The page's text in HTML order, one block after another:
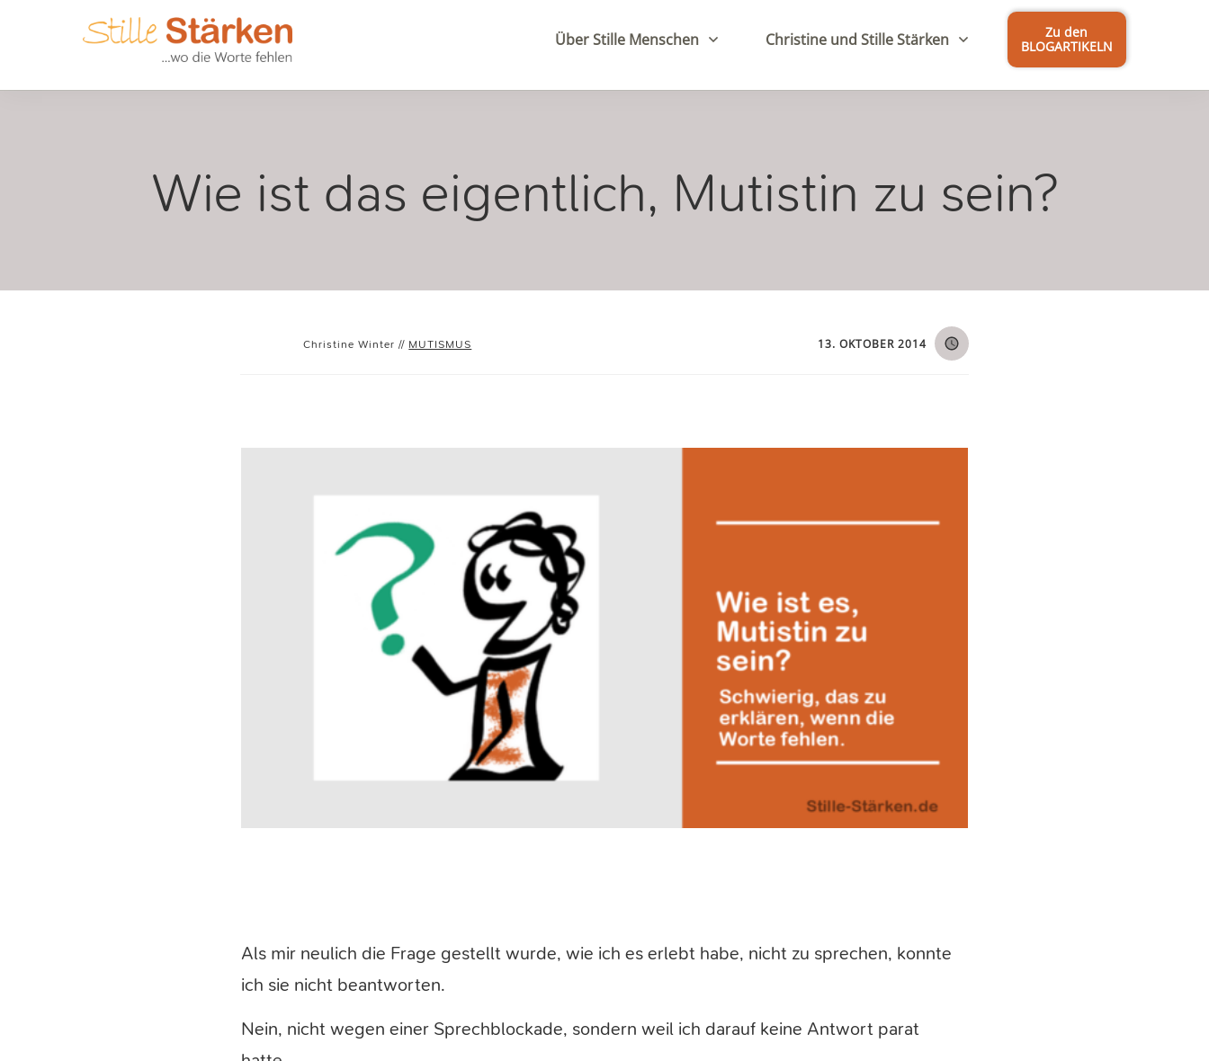
Über Stille Menschen Christine und Stille Stärken
Zu den
BLOGARTIKELN
Wie ist das eigentlich, Mutistin zu sein?
Christine Winter // MUTISMUS 13. OKTOBER 2014
Als mir neulich die Frage gestellt wurde, wie ich es erlebt habe, nicht zu sprechen, konnte
ich sie nicht beantworten.
Nein, nicht wegen einer Sprechblockade, sondern weil ich darauf keine Antwort parat